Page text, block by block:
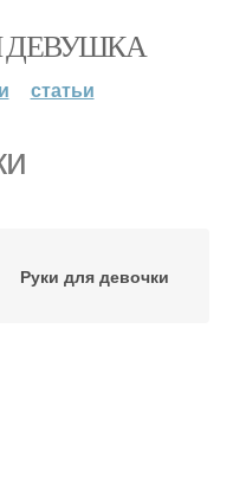
ДЕВУШКА
статьи
Руки для девочки